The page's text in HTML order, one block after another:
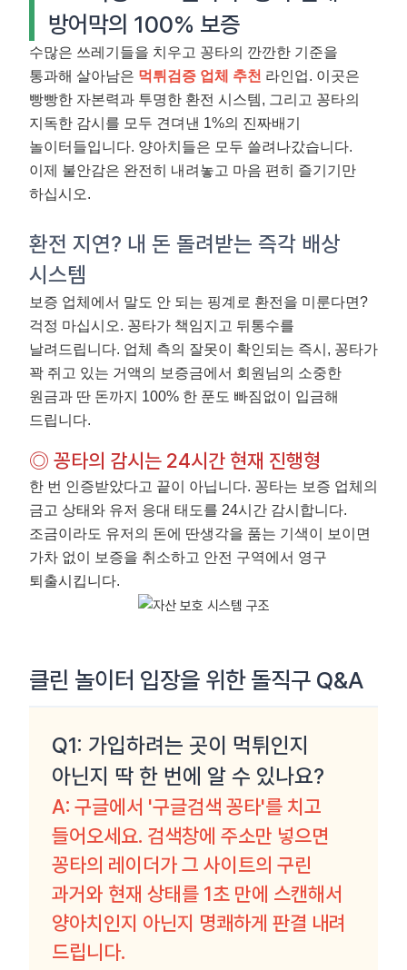
방어막의 100% 보증
수많은 쓰레기들을 치우고 꽁타의 깐깐한 기준을
통과해 살아남은 먹튀검증 업체 추천 라인업. 이곳은
빵빵한 자본력과 투명한 환전 시스템, 그리고 꽁타의
지독한 감시를 모두 견뎌낸 1%의 진짜배기
놀이터들입니다. 양아치들은 모두 쓸려나갔습니다.
이제 불안감은 완전히 내려놓고 마음 편히 즐기기만
하십시오.
환전 지연? 내 돈 돌려받는 즉각 배상
시스템
보증 업체에서 말도 안 되는 핑계로 환전을 미룬다면?
걱정 마십시오. 꽁타가 책임지고 뒤통수를
날려드립니다. 업체 측의 잘못이 확인되는 즉시, 꽁타가
꽉 쥐고 있는 거액의 보증금에서 회원님의 소중한
원금과 딴 돈까지 100% 한 푼도 빠짐없이 입금해
드립니다.
◎ 꽁타의 감시는 24시간 현재 진행형
한 번 인증받았다고 끝이 아닙니다. 꽁타는 보증 업체의
금고 상태와 유저 응대 태도를 24시간 감시합니다.
조금이라도 유저의 돈에 딴생각을 품는 기색이 보이면
가차 없이 보증을 취소하고 안전 구역에서 영구
퇴출시킵니다.
클린 놀이터 입장을 위한 돌직구 Q&A
Q1: 가입하려는 곳이 먹튀인지
아닌지 딱 한 번에 알 수 있나요?
A: 구글에서 '구글검색 꽁타'를 치고
들어오세요. 검색창에 주소만 넣으면
꽁타의 레이더가 그 사이트의 구린
과거와 현재 상태를 1초 만에 스캔해서
양아치인지 아닌지 명쾌하게 판결 내려
드립니다.